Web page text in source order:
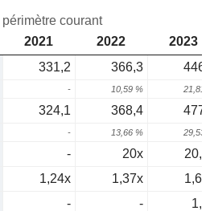
courant
2021 2022
2023
331,2 366,3
- 10,59 % 21,81
324,1 368,4
- 13,66 % 29,53
- 20x
1,24x 1,37x
- -